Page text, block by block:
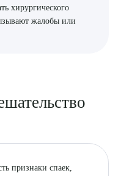
хирургического
жалобы или
признаки спаек,